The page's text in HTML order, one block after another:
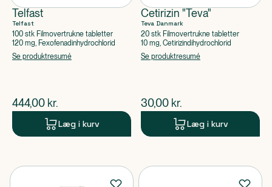
Telfast
Telfast
100 stk Filmovertrukne tabletter
120 mg, Fexofenadinhydrochlorid
Se produktresumé
$nuværende pris
444,00 kr.
Læg i kurv
Cetirizin "Teva"
Teva Danmark
20 stk Filmovertrukne tabletter
10 mg, Cetirizindihydrochlorid
Se produktresumé
$nuværende pris
30,00 kr.
Læg i kurv